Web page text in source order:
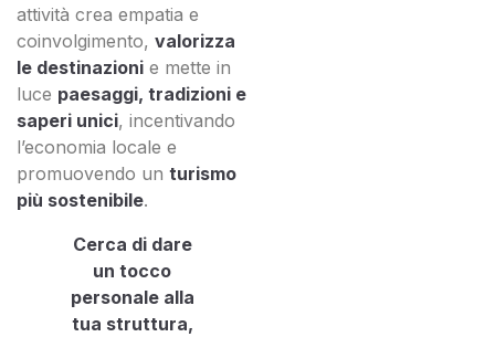
attività crea empatia e
coinvolgimento, valorizza
le destinazioni e mette in
luce paesaggi, tradizioni e
saperi unici, incentivando
l’economia locale e
promuovendo un turismo
più sostenibile.
Cerca di dare
un tocco
personale alla
tua struttura,